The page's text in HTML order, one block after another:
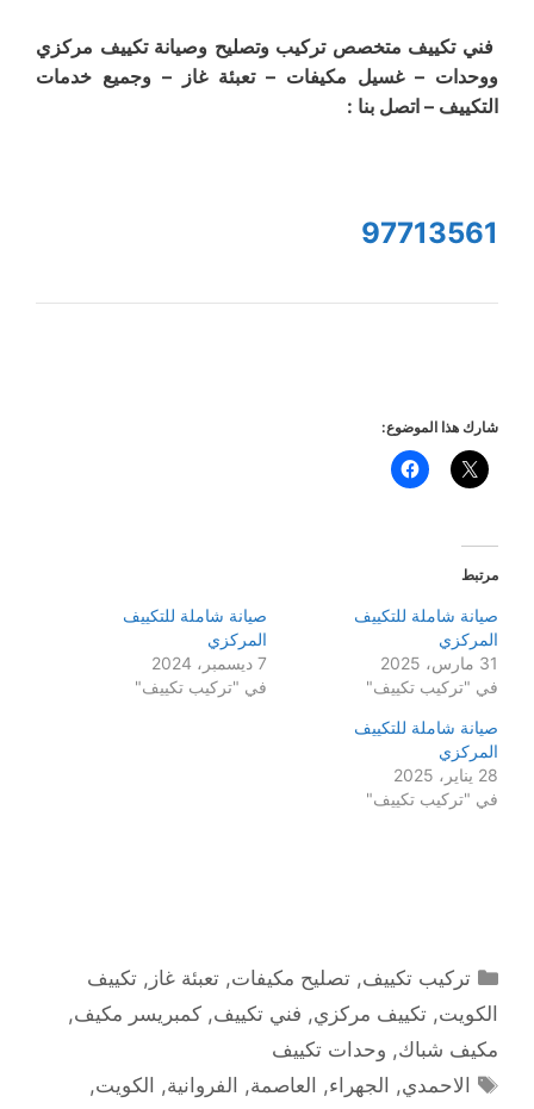
فني تكييف متخصص تركيب وتصليح وصيانة تكييف مركزي
ووحدات – غسيل مكيفات – تعبئة غاز – وجميع خدمات
التكييف – اتصل بنا :
97713561
شارك هذا الموضوع:
مرتبط
صيانة شاملة للتكييف
المركزي
31 مارس، 2025
في "تركيب تكييف"
صيانة شاملة للتكييف
المركزي
7 ديسمبر، 2024
في "تركيب تكييف"
صيانة شاملة للتكييف
المركزي
28 يناير، 2025
في "تركيب تكييف"
التصنيفات
تركيب تكييف,تصليح مكيفات,تعبئة غاز ,تكييف
الكويت, تكييف مركزي, فني تكييف, كمبريسر مكيف,
مكيف شباك, وحدات تكييف
الوسوم
الاحمدي, الجهراء, العاصمة, الفروانية, الكويت,